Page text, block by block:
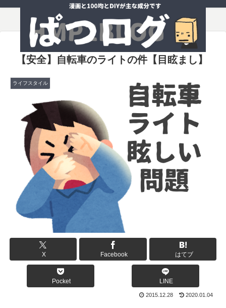
【安全】自転車のライトの件【目眩まし】
ライフスタイル
X Facebook はてブ
Pocket LINE
2015.12.28 2020.01.04